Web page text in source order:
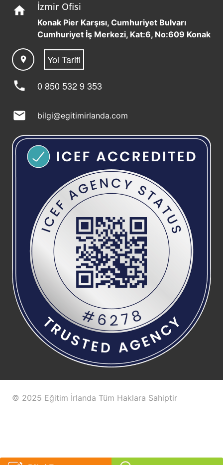
home İzmir Ofisi
Konak Pier Karşısı, Cumhuriyet Bulvarı
Cumhuriyet İş Merkezi, Kat:6, No:609 Konak
location_on Yol Tarifi
phone 0 850 532 9 353
mail bilgi@egitimirlanda.com
© 2025 Eğitim İrlanda Tüm Haklara Sahiptir